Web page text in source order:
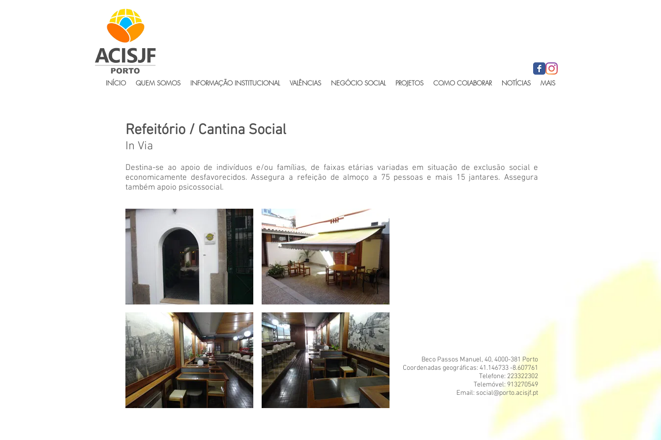
Refeitório / Cantina Social
In Via
Destina-se ao apoio de indivíduos e/ou famílias, de faixas etárias variadas em situação de exclusão social e
economicamente desfavorecidos. Assegura a refeição de almoço a 75 pessoas e mais 15 jantares. Assegura
também apoio psicossocial.
Beco Passos Manuel, 40, 4000-381 Porto
Coordenadas geográficas: 41.146733 -8.607761
Telefone: 223322302
Telemóvel: 913270549
Email: social@porto.acisjf.pt
INÍCIO QUEM SOMOS INFORMAÇÃO INSTITUCIONAL VALÊNCIAS NEGÓCIO SOCIAL PROJETOS COMO COLABORAR NOTÍCIAS MAIS